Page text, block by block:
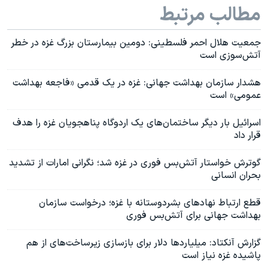
مطالب مرتبط
جمعیت هلال احمر فلسطینی: دومین بیمارستان بزرگ غزه در خطر
آتش‌سوزی‌ است
هشدار سازمان بهداشت جهانی: غزه در یک قدمی «فاجعه بهداشت
عمومی» است
اسرائیل بار دیگر ساختمان‌های یک اردوگاه پناهجویان غزه را هدف
قرار داد
گوترش خواستار آتش‌بس فوری در غزه شد؛ نگرانی امارات از تشدید
بحران انسانی
قطع ارتباط نهادهای بشردوستانه با غزه؛ درخواست سازمان
بهداشت جهانی برای آتش‌بس‌ فوری
گزارش آنکتاد: میلیاردها دلار برای بازسازی زیرساخت‌های از هم
پاشیده غزه نیاز است